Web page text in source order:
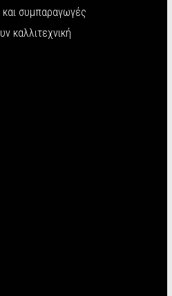
συμπαραγωγές
καλλιτεχνική